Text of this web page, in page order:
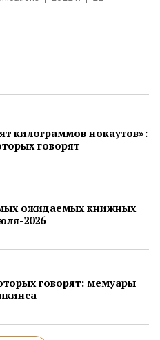
килограммов нокаутов»:
говорят
ожидаемых книжных
2026
говорят: мемуары